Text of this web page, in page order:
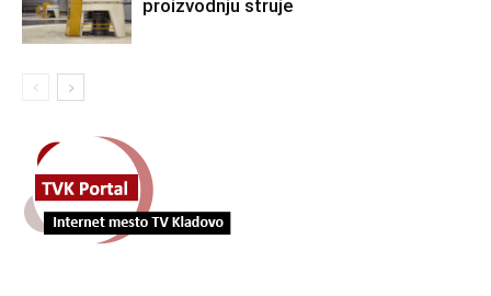
proizvodnju struje